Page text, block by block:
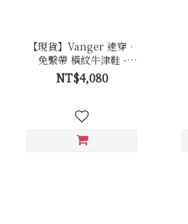
【現貨】Vanger 速穿．
免繫帶 橫紋牛津鞋 -
Va301棕
NT$4,080